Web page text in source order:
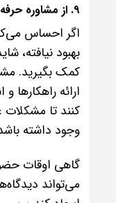
۹. از مشاوره حرفه‌ای کمک بگیرید
اگر احساس
بهبود نیافته،
کمک بگیرید.
ارائه
کنند تا
وجود داشته
گاهی اوقات
می‌تواند